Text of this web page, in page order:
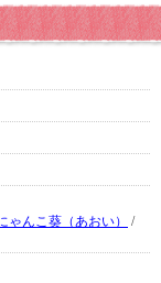
ゃんこ葵（あおい）
/